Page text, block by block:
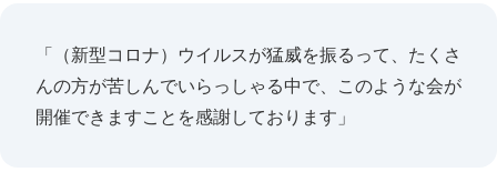
「（新型コロナ）ウイルスが猛威を振るって、たくさ
んの方が苦しんでいらっしゃる中で、このような会が
開催できますことを感謝しております」